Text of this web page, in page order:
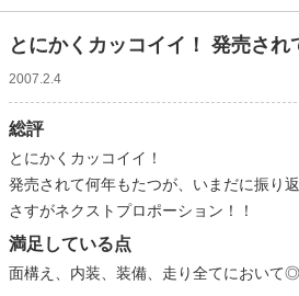
とにかくカッコイイ！ 発売され
2007.2.4
総評
とにかくカッコイイ！
発売されて何年もたつが、いまだに振り返
さすがネクストプロポーション！！
満足している点
面構え、内装、装備、走り全てにおいて◎